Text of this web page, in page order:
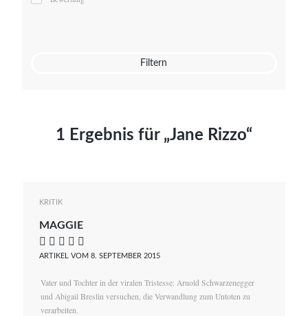
Mato von Vogelstein
Filtern
1 Ergebnis für „Jane Rizzo“
KRITIK
MAGGIE
    
ARTIKEL VOM 8. SEPTEMBER 2015
Vater und Tochter in der viralen Tristesse: Arnold Schwarzenegger
und Abigail Breslin versuchen, die Verwandlung zum Untoten zu
verarbeiten.